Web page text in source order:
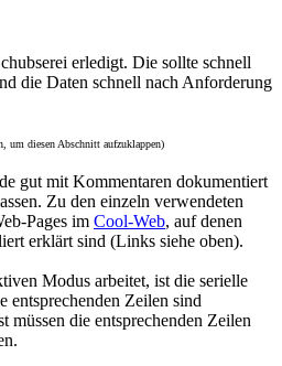
erledigt. Die sollte schnell
die Daten schnell nach Anforderung
um diesen Abschnitt aufzuklappen)
gut mit Kommentaren dokumentiert
Zu den einzeln verwendeten
Pages im Cool-Web, auf denen
erklärt sind (Links siehe oben).
Modus arbeitet, ist die serielle
entsprechenden Zeilen sind
müssen die entsprechenden Zeilen